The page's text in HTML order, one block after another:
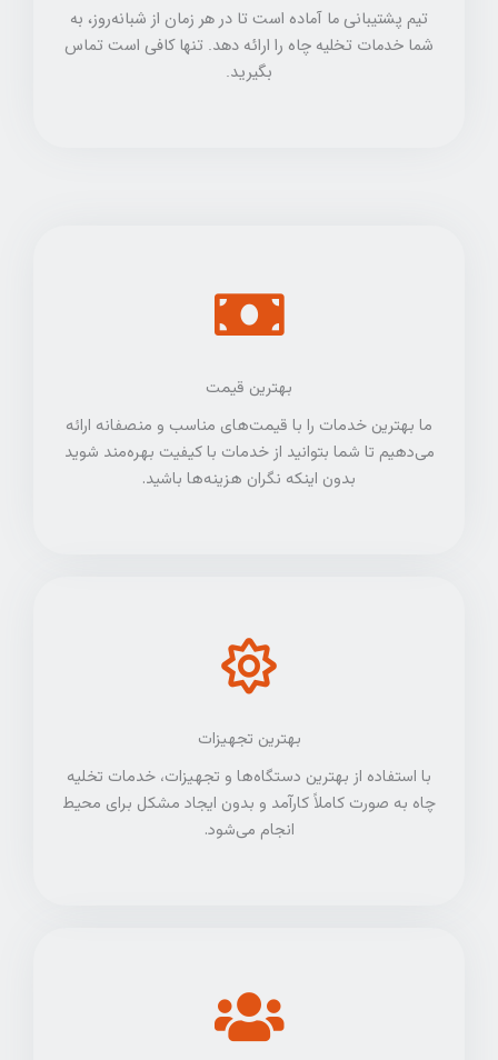
تیم پشتیبانی ما آماده است تا در هر زمان از شبانه‌روز، به
شما خدمات تخلیه چاه را ارائه دهد. تنها کافی است تماس
بگیرید.
بهترین قیمت
ما بهترین خدمات را با قیمت‌های مناسب و منصفانه ارائه
می‌دهیم تا شما بتوانید از خدمات با کیفیت بهره‌مند شوید
بدون اینکه نگران هزینه‌ها باشید.
بهترین تجهیزات
با استفاده از بهترین دستگاه‌ها و تجهیزات، خدمات تخلیه
چاه به صورت کاملاً کارآمد و بدون ایجاد مشکل برای محیط
انجام می‌شود.